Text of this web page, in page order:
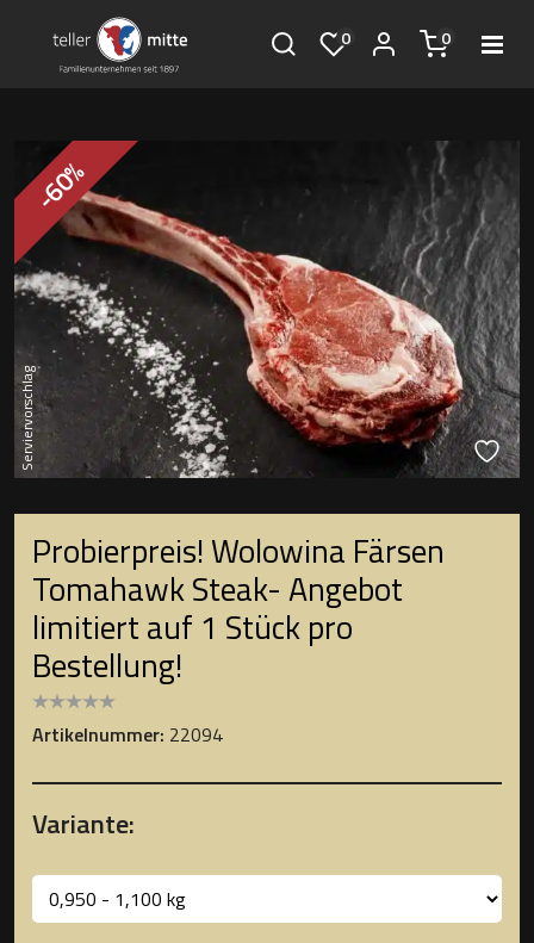
0 0
-60%
Serviervorschlag
Probierpreis! Wolowina Färsen
Tomahawk Steak- Angebot
limitiert auf 1 Stück pro
Bestellung!
Artikelnummer: 22094
Variante: